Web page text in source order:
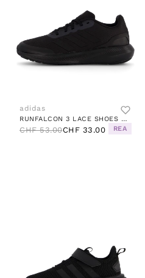
adidas
RUNFALCON 3 LACE SHOES CORE BLACK / CORE BLACK / CORE BLACK
CHF 53.00CHF 33.00 REA